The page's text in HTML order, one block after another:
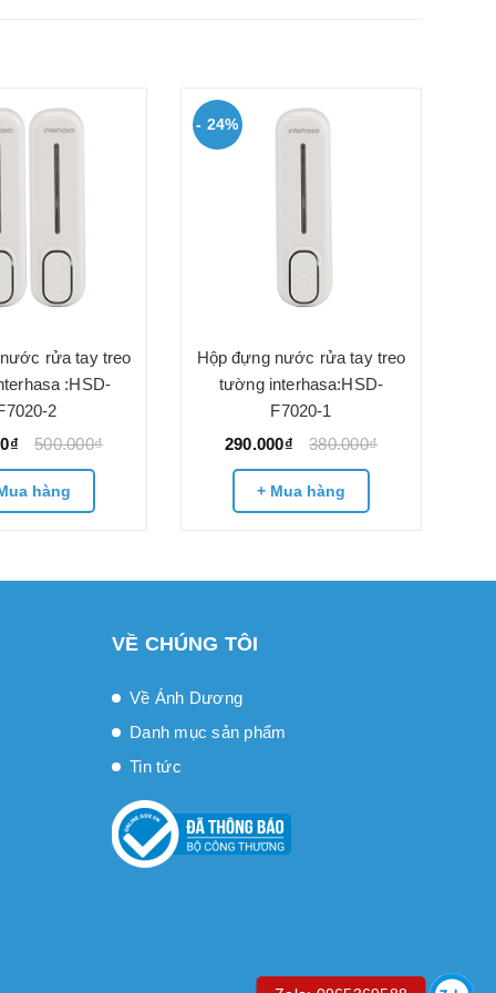
rửa tay treo
:HSD-
2
500.000₫
hàng
- 24%
Hộp đựng nước rửa tay treo
tường interhasa:HSD-
F7020-1
290.000₫
380.000₫
+ Mua hàng
VỀ CHÚNG TÔI
Về Ánh Dương
Danh mục sản phẩm
Tin tức